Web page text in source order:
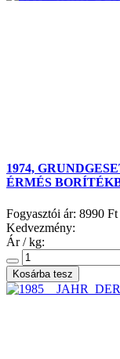
1974,
ÉRMÉS
Fogyasztói ár: 8990 Ft
Kedvezmény:
Ár / kg: